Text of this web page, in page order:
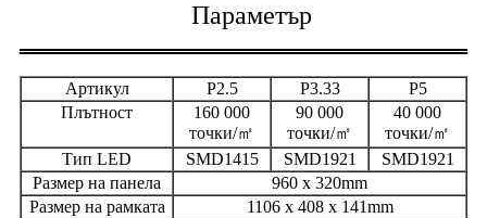
Параметър
Артикул P2.5 P3.33
P5
Плътност
160 000
точки/㎡
90 000
точки/㎡
40 000
точки/㎡
Тип LED
SMD1415 SMD1921
SMD1921
Размер на панела
960 x 320mm
Размер на рамката
1106 x 408 x 141mm